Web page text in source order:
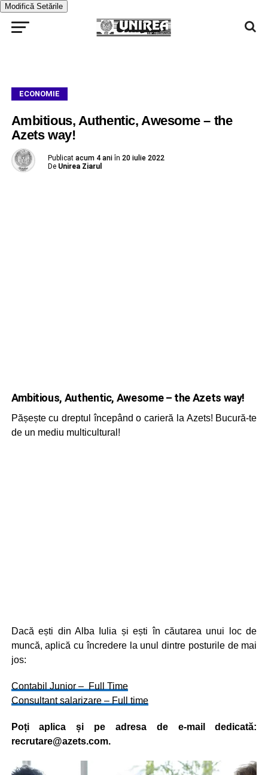
Modifică Setările
ECONOMIE
Ambitious, Authentic, Awesome – the
Azets way!
Publicat acum 4 ani în 20 iulie 2022
De Unirea Ziarul
Ambitious, Authentic, Awesome – the Azets way!
Pășește cu dreptul începând o carieră la Azets! Bucură-te
de un mediu multicultural!
Dacă ești din Alba Iulia și ești în căutarea unui loc de
muncă, aplică cu încredere la unul dintre posturile de mai
jos:
Contabil Junior – Full Time
Consultant salarizare – Full time
Poți aplica și pe adresa de e-mail dedicată:
recrutare@azets.com.